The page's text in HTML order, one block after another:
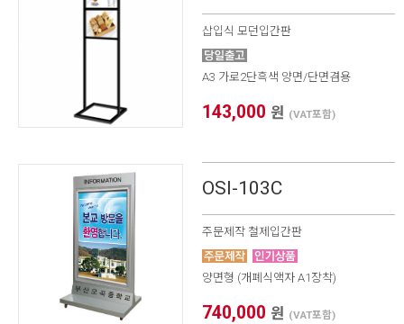
삽입식 모던입간판
A3 가로2단흑색 양면/단면겸용
143,000 원 (VAT포함)
OSI-103C
주문제작 철제입간판
양면형 (개폐식액자 A1장착)
740,000 원 (VAT포함)